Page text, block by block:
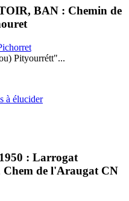
BAN : Chemin de
Pityourrétt"...
à élucider
: Larrogat
de l'Araugat CN